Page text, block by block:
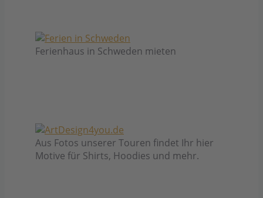
Ferienhaus in Schweden mieten
Aus Fotos unserer Touren findet Ihr hier
Motive für Shirts, Hoodies und mehr.